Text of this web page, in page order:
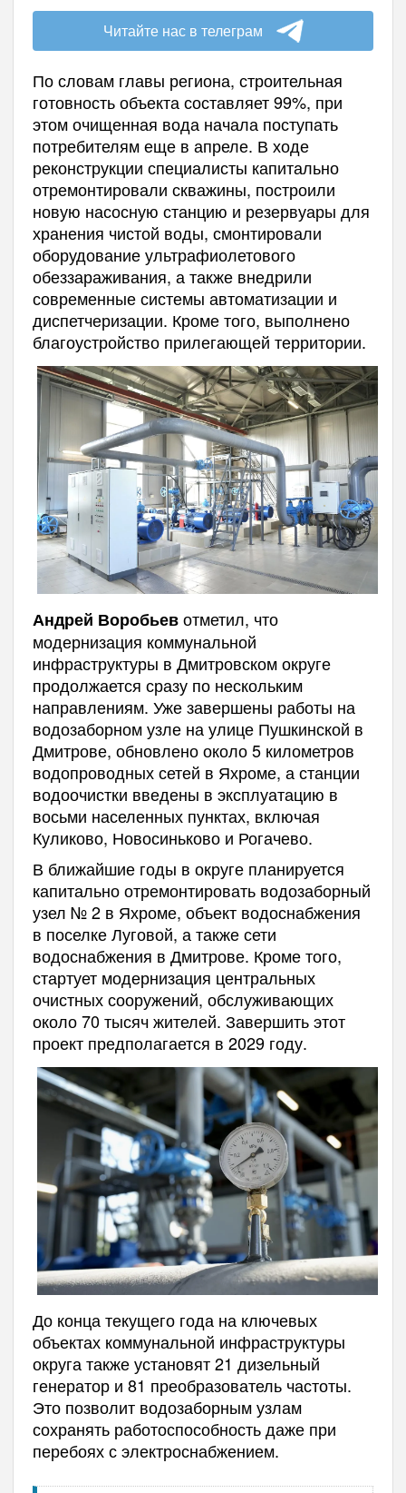
Читайте нас в телеграм
По словам главы региона, строительная
готовность объекта составляет 99%, при
этом очищенная вода начала поступать
потребителям еще в апреле. В ходе
реконструкции специалисты капитально
отремонтировали скважины, построили
новую насосную станцию и резервуары для
хранения чистой воды, смонтировали
оборудование ультрафиолетового
обеззараживания, а также внедрили
современные системы автоматизации и
диспетчеризации. Кроме того, выполнено
благоустройство прилегающей территории.
Андрей Воробьевотметил, что
модернизация коммунальной
инфраструктуры в Дмитровском округе
продолжается сразу по нескольким
направлениям. Уже завершены работы на
водозаборном узле на улице Пушкинской в
Дмитрове, обновлено около 5 километров
водопроводных сетей в Яхроме, а станции
водоочистки введены в эксплуатацию в
восьми населенных пунктах, включая
Куликово, Новосиньково и Рогачево.
В ближайшие годы в округе планируется
капитально отремонтировать водозаборный
узел № 2 в Яхроме, объект водоснабжения
в поселке Луговой, а также сети
водоснабжения в Дмитрове. Кроме того,
стартует модернизация центральных
очистных сооружений, обслуживающих
около 70 тысяч жителей. Завершить этот
проект предполагается в 2029 году.
До конца текущего года на ключевых
объектах коммунальной инфраструктуры
округа также установят 21 дизельный
генератор и 81 преобразователь частоты.
Это позволит водозаборным узлам
сохранять работоспособность даже при
перебоях с электроснабжением.